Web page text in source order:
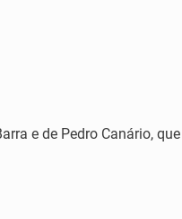
e de Pedro Canário,